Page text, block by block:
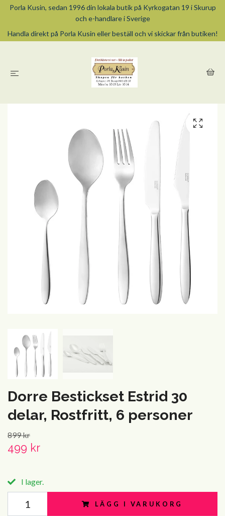
Porla Kusin, sedan 1996 din lokala butik på Kyrkogatan 19 i Skurup
och e-handlare i Sverige
Handla direkt på Porla Kusin eller beställ och vi skickar från butiken!
Dorre Bestickset Estrid 30
delar, Rostfritt, 6 personer
899 kr
499 kr
I lager.
LÄGG I VARUKORG